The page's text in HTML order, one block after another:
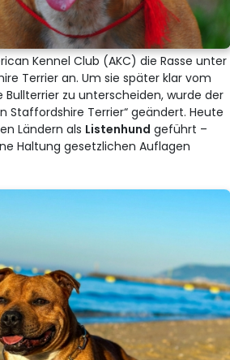
Kennel Club (AKC) die Rasse unter
Terrier an. Um sie später klar vom
zu unterscheiden, wurde der
Staffordshire Terrier“ geändert. Heute
Ländern als Listenhund geführt –
Haltung gesetzlichen Auflagen